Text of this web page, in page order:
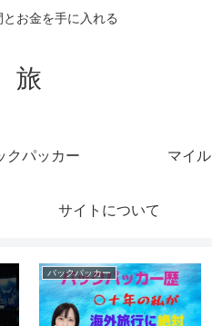
とお金を手に入れる
旅
クパッカー マイル
サイトについて
クルーズ